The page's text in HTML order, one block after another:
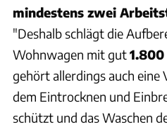
mindestens zwei
"Deshalb schlägt die
Wohnwagen mit gut
gehört allerdings auch eine
dem Eintrocknen und
schützt und das Waschen